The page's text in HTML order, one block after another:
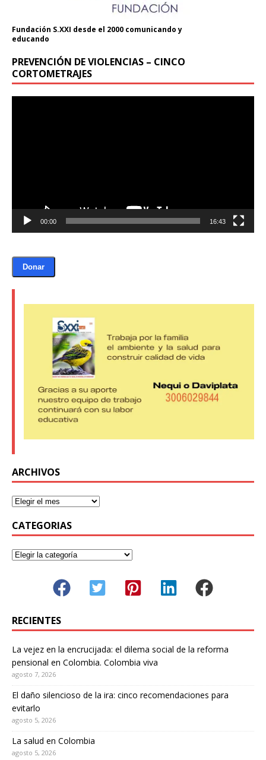
Fundación S.XXI desde el 2000 comunicando y
educando
PREVENCIÓN DE VIOLENCIAS – CINCO
CORTOMETRAJES
00:00 16:43
Donar
ARCHIVOS
CATEGORIAS
RECIENTES
La vejez en la encrucijada: el dilema social de la reforma
pensional en Colombia. Colombia viva
agosto 7, 2026
El daño silencioso de la ira: cinco recomendaciones para
evitarlo
agosto 5, 2026
La salud en Colombia
agosto 5, 2026